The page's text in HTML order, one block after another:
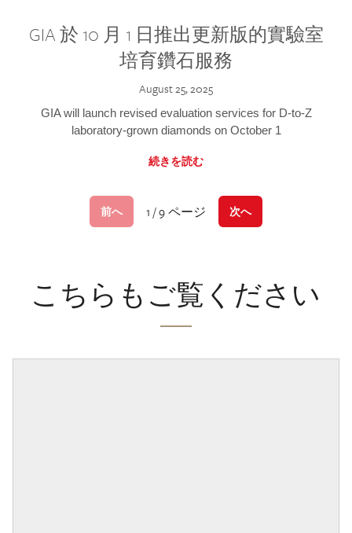
GIA 於 10 月 1 日推出更新版的實驗室
培育鑽石服務
August 25, 2025
GIA will launch revised evaluation services for D-to-Z
laboratory-grown diamonds on October 1
続きを読む
前へ 1 / 9 ページ 次へ
こちらもご覧ください